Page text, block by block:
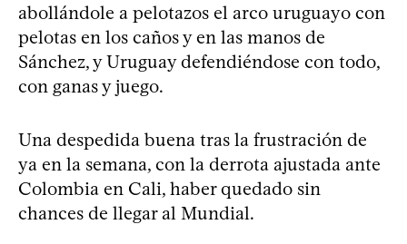
abollándole a pelotazos el arco uruguayo con
pelotas en los caños y en las manos de
Sánchez, y Uruguay defendiéndose con todo,
con ganas y juego.
Una despedida buena tras la frustración de
ya en la semana, con la derrota ajustada ante
Colombia en Cali, haber quedado sin
chances de llegar al Mundial.